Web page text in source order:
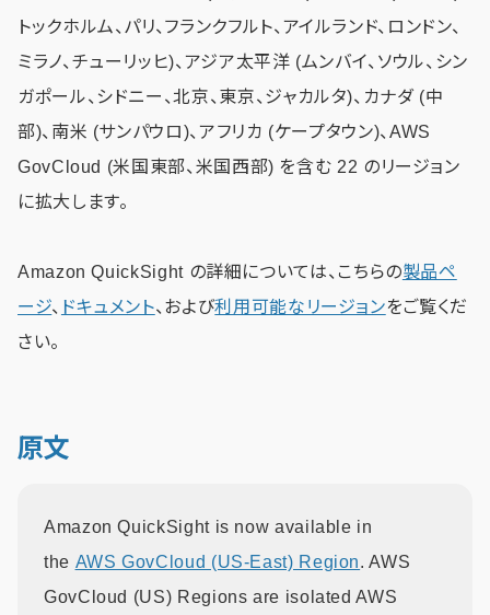
トックホルム、パリ、フランクフルト、アイルランド、ロンドン、
ミラノ、チューリッヒ)、アジア太平洋 (ムンバイ、ソウル、シン
ガポール、シドニー、北京、東京、ジャカルタ)、カナダ (中
部)、南米 (サンパウロ)、アフリカ (ケープタウン)、AWS
GovCloud (米国東部、米国西部) を含む 22 のリージョン
に拡大します。
Amazon QuickSight の詳細については、こちらの製品ペ
ージ、 ドキュメント、および利用可能なリージョンをご覧くだ
さい。
原文
Amazon QuickSight is now available in
the AWS GovCloud (US-East) Region. AWS
GovCloud (US) Regions are isolated AWS